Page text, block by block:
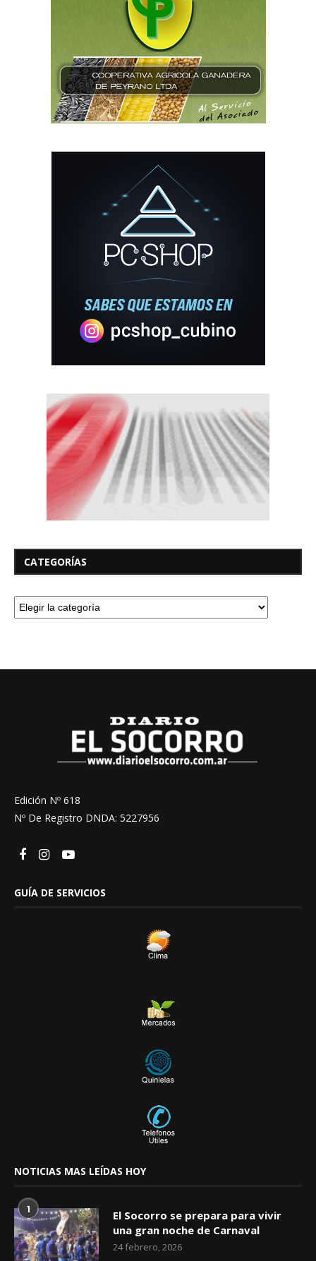
CATEGORÍAS
Edición Nº 618
Nº De Registro DNDA: 5227956
GUÍA DE SERVICIOS
NOTICIAS MAS LEÍDAS HOY
1
El Socorro se prepara para vivir
una gran noche de Carnaval
24 febrero, 2026